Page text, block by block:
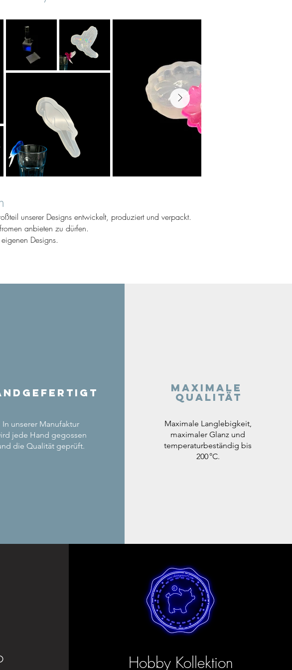
unserer Designs entwickelt, produziert und verpackt.
anbieten zu dürfen.
Designs.
In unserer Manufaktur
jede Hand gegossen
die Qualität geprüft.
Maximale
Qualität
Maximale Langlebigkeit,
maximaler Glanz und
temperaturbeständig bis
200 °C.
Hobby Kollektion